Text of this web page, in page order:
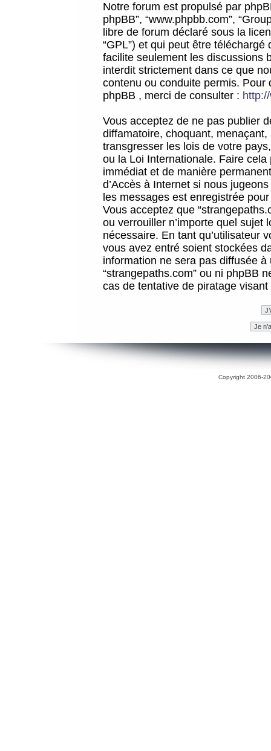
Notre forum est propulsé par
phpBB”, “www.phpbb.com”,
libre de forum déclaré sous la
“GPL”) et qui peut être téléchargé
facilite seulement les discussions
interdit strictement dans ce que
contenu ou conduite permis.
phpBB , merci de consulter :
Vous acceptez de ne pas publier
diffamatoire, choquant,
transgresser les lois de votre
ou la Loi Internationale. Faire
immédiat et de manière
d’Accès à Internet si nous
les messages est enregistrée
Vous acceptez que
ou verrouiller n’importe quel sujet
nécessaire. En tant qu’utilisateur
vous avez entré soient stockées
information ne sera pas diffusée
“strangepaths.com” ou ni phpBB
cas de tentative de piratage
Copyright 2006-